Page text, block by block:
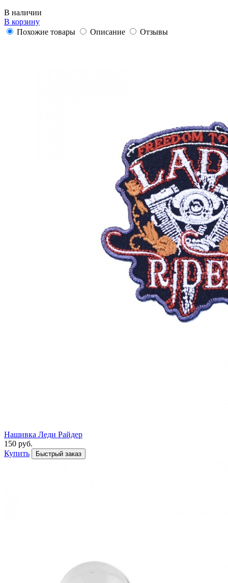
В наличии
В корзину
Похожие товары
Описание Отзывы
Нашивка Леди Райдер
150 руб.
Купить
Быстрый заказ